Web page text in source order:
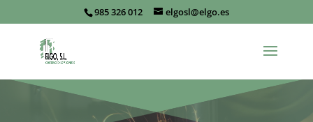
985 326 012 elgosl@elgo.es